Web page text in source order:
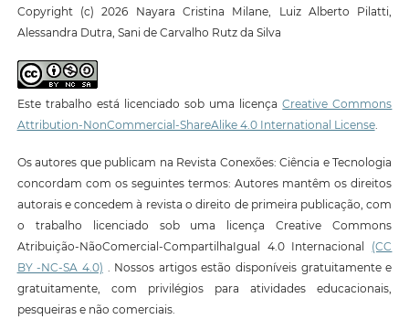
Copyright (c) 2026 Nayara Cristina Milane, Luiz Alberto Pilatti,
Alessandra Dutra, Sani de Carvalho Rutz da Silva
Este trabalho está licenciado sob uma licençaCreative Commons
Attribution-NonCommercial-ShareAlike 4.0 International License.
Os autores que publicam na Revista Conexões: Ciência e Tecnologia
concordam com os seguintes termos: Autores mantêm os direitos
autorais e concedem à revista o direito de primeira publicação, com
o trabalho licenciado sob uma licença Creative Commons
Atribuição-NãoComercial-CompartilhaIgual 4.0 Internacional (CC
BY -NC-SA 4.0) . Nossos artigos estão disponíveis gratuitamente e
gratuitamente, com privilégios para atividades educacionais,
pesqueiras e não comerciais.